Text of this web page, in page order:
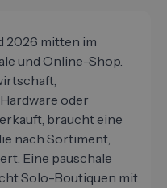
2026 mitten im
und Online-Shop.
oder
braucht eine
nach Sortiment,
Eine pauschale
Solo-Boutiquen mit